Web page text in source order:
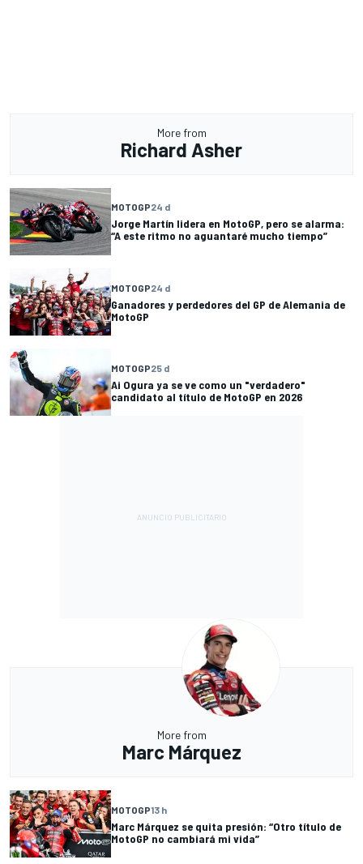
More from
Richard Asher
MOTOGP24 d
Jorge Martín lidera en MotoGP, pero se alarma:
“A este ritmo no aguantaré mucho tiempo”
MOTOGP24 d
Ganadores y perdedores del GP de Alemania de
MotoGP
MOTOGP25 d
Ai Ogura ya se ve como un "verdadero"
candidato al título de MotoGP en 2026
More from
Marc Márquez
MOTOGP13 h
Marc Márquez se quita presión: “Otro título de
MotoGP no cambiará mi vida”